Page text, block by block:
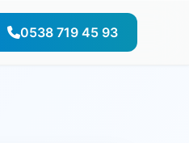
0538 719 45 93